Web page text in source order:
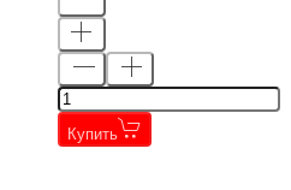
Купить